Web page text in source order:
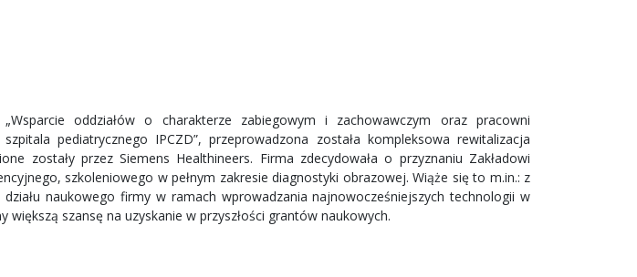
oddziałów o charakterze zabiegowym i zachowawczym oraz pracowni
pediatrycznego IPCZD”, przeprowadzona została kompleksowa rewitalizacja
zostały przez Siemens Healthineers. Firma zdecydowała o przyznaniu Zakładowi
szkoleniowego w pełnym zakresie diagnostyki obrazowej. Wiąże się to m.in.: z
naukowego firmy w ramach wprowadzania najnowocześniejszych technologii w
większą szansę na uzyskanie w przyszłości grantów naukowych.